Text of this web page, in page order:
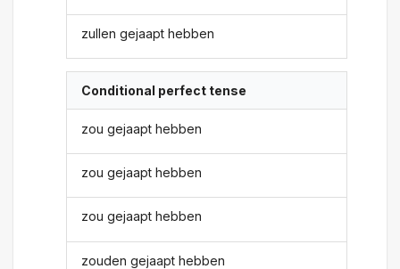
zullen gejaapt hebben
Conditional perfect tense
zou gejaapt hebben
zou gejaapt hebben
zou gejaapt hebben
zouden gejaapt hebben